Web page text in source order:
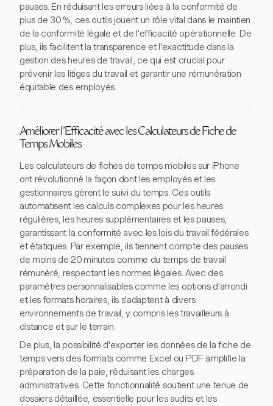
pauses. En réduisant les erreurs liées à la conformité de
plus de 30 %, ces outils jouent un rôle vital dans le maintien
de la conformité légale et de l'efficacité opérationnelle. De
plus, ils facilitent la transparence et l'exactitude dans la
gestion des heures de travail, ce qui est crucial pour
prévenir les litiges du travail et garantir une rémunération
équitable des employés.
Améliorer l'Efficacité avec les Calculateurs de Fiche de
Temps Mobiles
Les calculateurs de fiches de temps mobiles sur iPhone
ont révolutionné la façon dont les employés et les
gestionnaires gèrent le suivi du temps. Ces outils
automatisent les calculs complexes pour les heures
régulières, les heures supplémentaires et les pauses,
garantissant la conformité avec les lois du travail fédérales
et étatiques. Par exemple, ils tiennent compte des pauses
de moins de 20 minutes comme du temps de travail
rémunéré, respectant les normes légales. Avec des
paramètres personnalisables comme les options d'arrondi
et les formats horaires, ils s'adaptent à divers
environnements de travail, y compris les travailleurs à
distance et sur le terrain.
De plus, la possibilité d'exporter les données de la fiche de
temps vers des formats comme Excel ou PDF simplifie la
préparation de la paie, réduisant les charges
administratives. Cette fonctionnalité soutient une tenue de
dossiers détaillée, essentielle pour les audits et les